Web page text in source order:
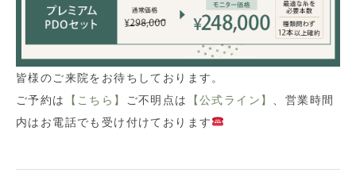
皆様のご来院をお待ちしております。
ご予約は
【こちら】 ご不明点は 【公式ライン】
、営業時間
内はお電話でも受け付けております